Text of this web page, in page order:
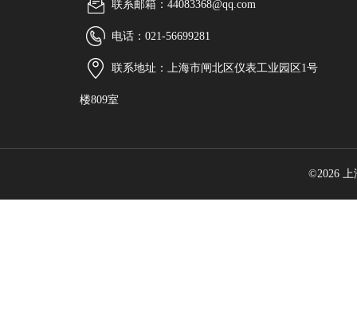
联系邮箱：44083368@qq.com
电话：021-56699281
联系地址：上海市闸北区仪表工业园区1号
楼809室
©2026